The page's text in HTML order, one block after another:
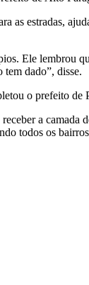
as estradas,
Ele lembrou
dado”, disse.
o prefeito
a
todos os